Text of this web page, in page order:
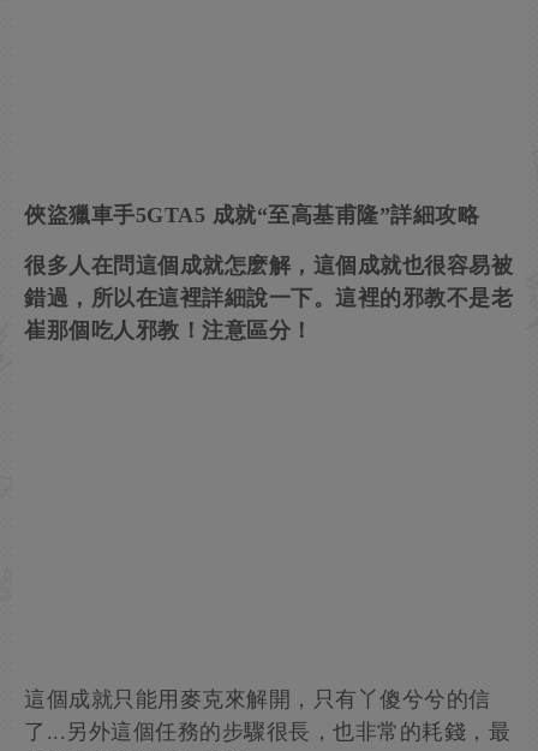
俠盜獵車手5GTA5 成就“至高基甫隆”詳細攻略
很多人在問這個成就怎麽解，這個成就也很容易被
錯過，所以在這裡詳細說一下。這裡的邪教不是老
崔那個吃人邪教！注意區分！
這個成就只能用麥克來解開，只有丫傻兮兮的信
了...另外這個任務的步驟很長，也非常的耗錢，最